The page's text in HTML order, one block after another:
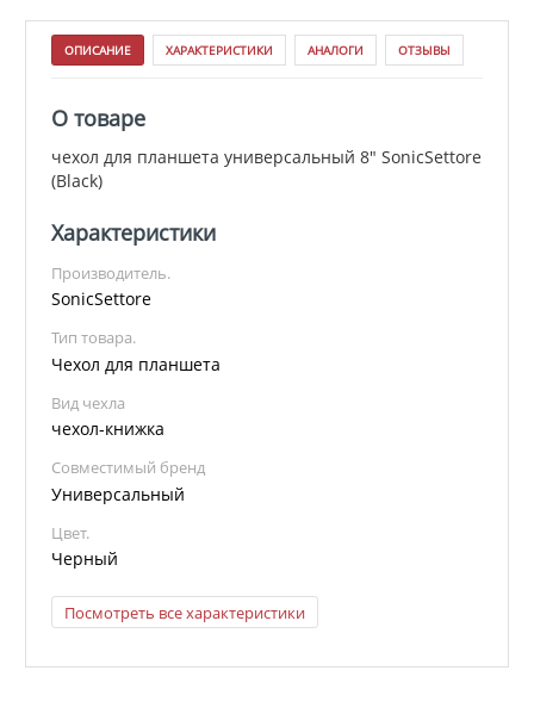
ОПИСАНИЕ ХАРАКТЕРИСТИКИ АНАЛОГИ ОТЗЫВЫ
О товаре
чехол для планшета универсальный 8" SonicSettore
(Black)
Характеристики
Производитель.
SonicSettore
Тип товара.
Чехол для планшета
Вид чехла
чехол-книжка
Совместимый бренд
Универсальный
Цвет.
Черный
Посмотреть все характеристики